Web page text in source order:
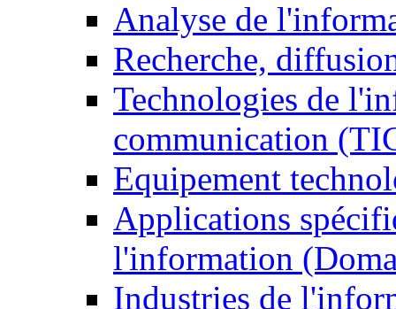
Analyse de
Recherche,
Technologies de
communication
Equipement
Applications
l'information
Industries de